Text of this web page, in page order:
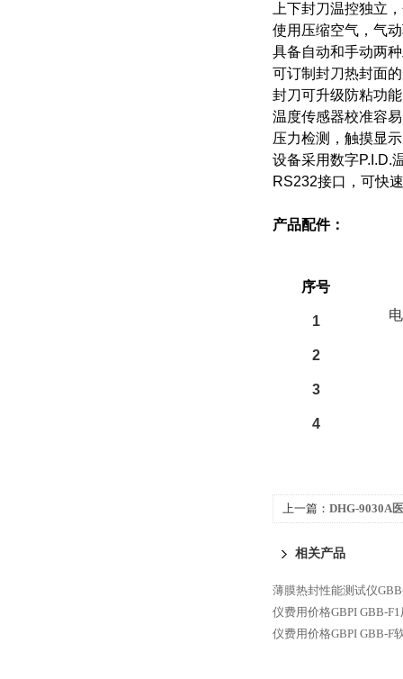
上下封刀温控独立
使用压缩空气，气
具备自动和手动两
可订制封刀热封面
封刀可升级防粘功
温度传感器校准容
压力检测，触摸显
设备采用数字P.I.D.
RS232接口，可快
产品配件：
序号
1
2
3
4
上一篇： DHG-9030A
相关产品
薄膜热封性能测试仪
仪费用价格GBPI GBB-
仪费用价格GBPI GBB-F